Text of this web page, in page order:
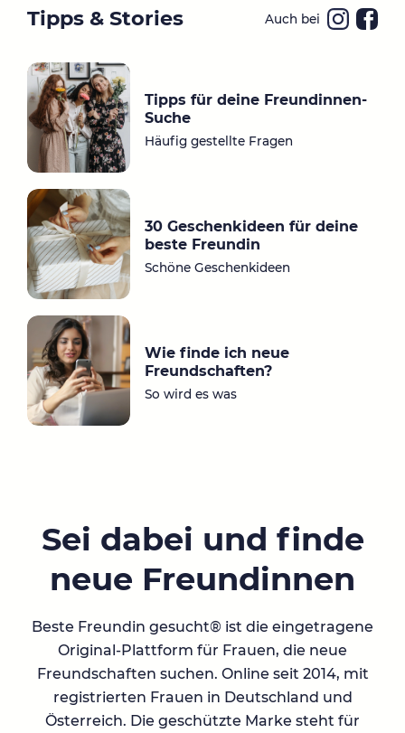
Tipps & Stories Auch bei
a
ok
Tipps für deine Freundinnen-
Suche
Häufig gestellte Fragen
30 Geschenkideen für deine
beste Freundin
Schöne Geschenkideen
Wie finde ich neue
Freundschaften?
So wird es was
Sei dabei und finde
neue Freundinnen
Beste Freundin gesucht® ist die eingetragene
Original-Plattform für Frauen, die neue
Freundschaften suchen. Online seit 2014, mit
registrierten Frauen in Deutschland und
Österreich. Die geschützte Marke steht für